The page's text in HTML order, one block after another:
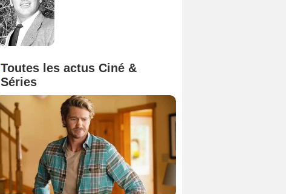
Toutes les actus Ciné &
Séries